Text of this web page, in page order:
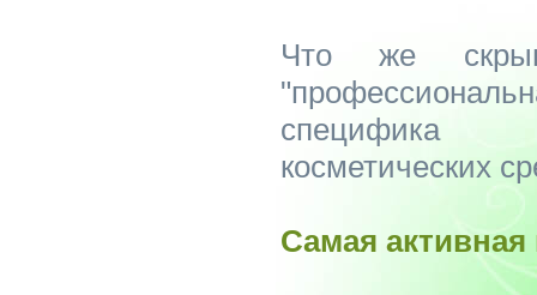
Что же
специфика
косметических
Самая